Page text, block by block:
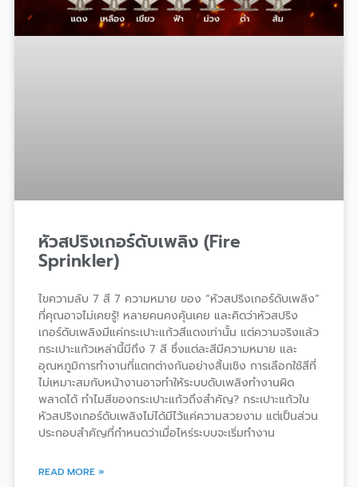
หัวสปริงเกอร์ดับเพลิง (Fire
Sprinkler)
ไขความลับ 7 สี 7 ความหมาย ของ “หัวสปริงเกอร์ดับเพลิง”
ที่คุณอาจไม่เคยรู้! หลายคนคงคุ้นเคย และคิดว่าหัวสปริง
เกอร์ดับเพลิงมีแค่กระเปาะแก้วสีแดงเท่านั้น แต่ความจริงแล้ว
กระเปาะแก้วเหล่านี้มีถึง 7 สี ซึ่งแต่ละสีมีความหมาย และ
อุณหภูมิการทำงานที่แตกต่างกันอย่างสิ้นเชิง การเลือกใช้สีที่
ไม่เหมาะสมกับหน้างานอาจทำให้ระบบดับเพลิงทำงานผิด
พลาดได้ ทำไมสีของกระเปาะแก้วถึงสำคัญ? กระเปาะแก้วใน
หัวสปริงเกอร์ดับเพลิงไม่ได้มีไว้แค่ความสวยงาม แต่เป็นส่วน
ประกอบสำคัญที่กำหนดว่าเมื่อไหร่ระบบจะเริ่มทำงาน
READ MORE »